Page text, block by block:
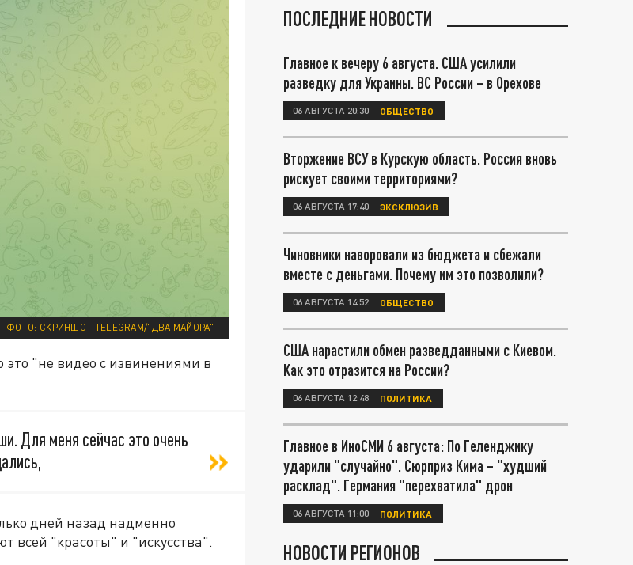
ФОТО: СКРИНШОТ TELEGRAM/"ДВА МАЙОРА"
это "не видео с извинениями в
Для меня сейчас это очень
дней назад надменно
всей "красоты" и "искусства".
ПОСЛЕДНИЕ НОВОСТИ
Главное к вечеру 6 августа. США усилили
разведку для Украины. ВС России – в Орехове
06 АВГУСТА 20:30 ОБЩЕСТВО
Вторжение ВСУ в Курскую область. Россия вновь
рискует своими территориями?
06 АВГУСТА 17:40 ЭКСКЛЮЗИВ
Чиновники наворовали из бюджета и сбежали
вместе с деньгами. Почему им это позволили?
06 АВГУСТА 14:52 ОБЩЕСТВО
США нарастили обмен разведданными с Киевом.
Как это отразится на России?
06 АВГУСТА 12:48 ПОЛИТИКА
Главное в ИноСМИ 6 августа: По Геленджику
ударили "случайно". Сюрприз Кима – "худший
расклад". Германия "перехватила" дрон
06 АВГУСТА 11:00 ПОЛИТИКА
НОВОСТИ РЕГИОНОВ